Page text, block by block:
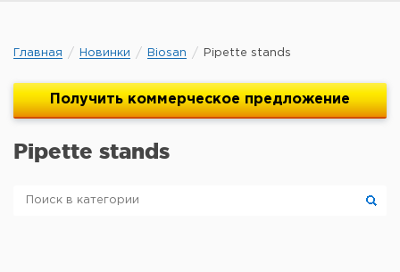
Главная Новинки Biosan Pipette stands
Получить коммерческое предложение
Pipette stands